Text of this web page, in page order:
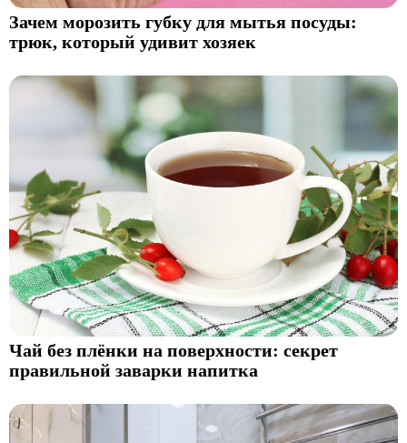
Зачем морозить губку для мытья посуды:
трюк, который удивит хозяек
Чай без плёнки на поверхности: секрет
правильной заварки напитка